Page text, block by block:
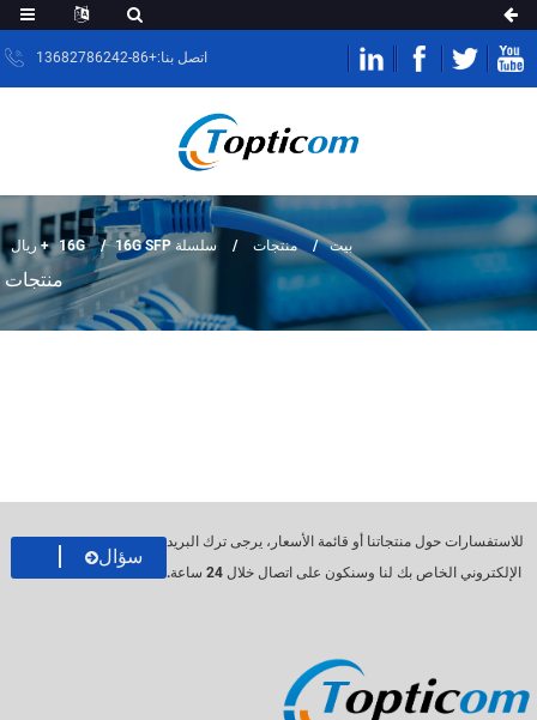
اتصل بنا:+86-13682786242
بيت منتجات سلسلة 16G 16G SFP + ريال
منتجات
للاستفسارات حول منتجاتنا أو قائمة الأسعار، يرجى ترك البريد
الإلكتروني الخاص بك لنا وسنكون على اتصال خلال 24 ساعة.
سؤال